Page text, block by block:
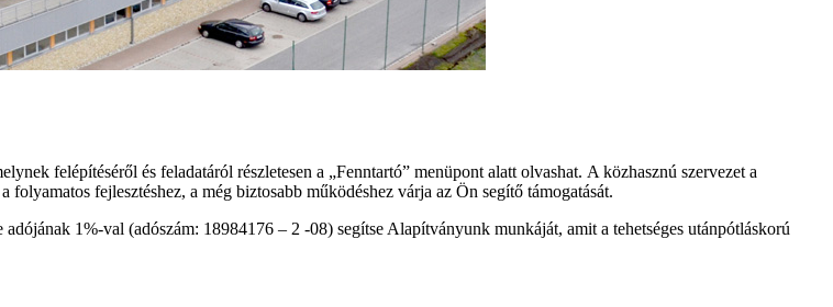
felépítéséről és feladatáról részletesen a „Fenntartó” menüpont alatt olvashat. A közhasznú szervezet a
fejlesztéshez, a még biztosabb működéshez várja az Ön segítő támogatását.
1%-val (adószám: 18984176 – 2 -08) segítse Alapítványunk munkáját, amit a tehetséges utánpótláskorú